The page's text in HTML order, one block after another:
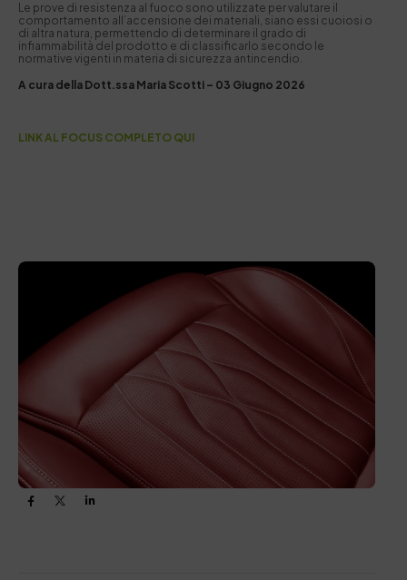
Le prove di resistenza al fuoco sono utilizzate per valutare il
comportamento all’accensione dei materiali, siano essi cuoiosi o
di altra natura, permettendo di determinare il grado di
infiammabilità del prodotto e di classificarlo secondo le
normative vigenti in materia di sicurezza antincendio.
A cura della Dott.ssa Maria Scotti – 03 Giugno 2026
LINK AL FOCUS COMPLETO QUI